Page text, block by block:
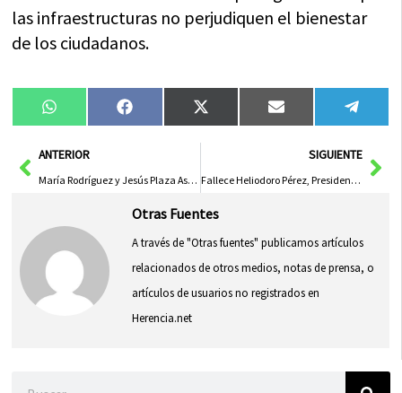
las infraestructuras no perjudiquen el bienestar
de los ciudadanos.
Compartir
en
WhatsAppCompartir
en
FacebookCompartir
en
X
(Twitter)
Compartir
en
Email
en
AntANTERIOR
María Rodríguez y Jesús Plaza Aspiran a Liderar Sumar en Castilla-La Mancha con Propuestas Innovadoras y Enfoque Colaborativo
SIGUIENTE
Fallece Heliodoro Pérez, Presidente Histórico de la Unión de Pensionistas de Cuenca Durante 25 Años
Otras Fuentes
A través de "Otras fuentes" publicamos artículos
relacionados de otros medios, notas de prensa, o
artículos de usuarios no registrados en
Herencia.net